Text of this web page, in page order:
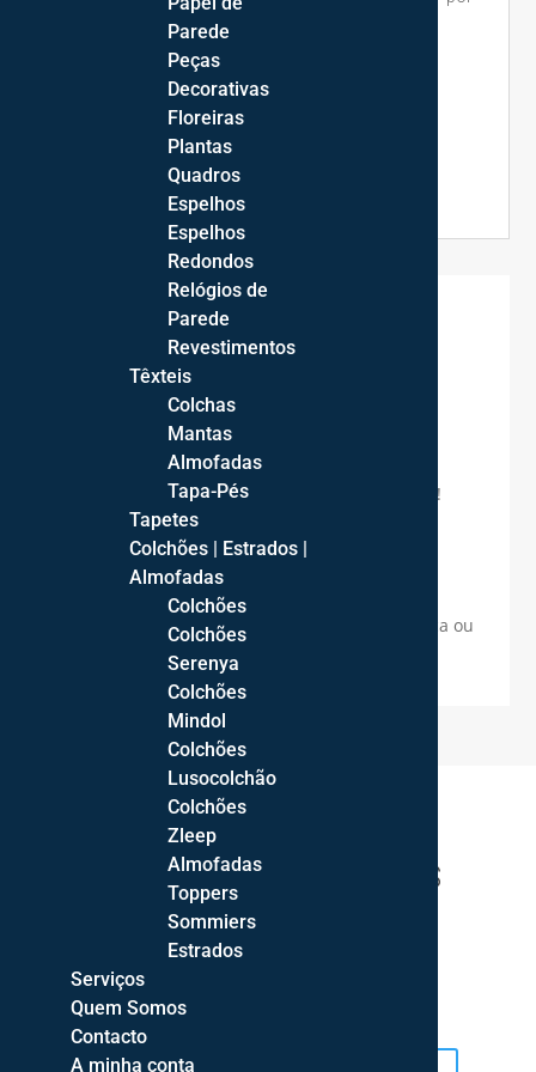
conta própria.
Conjunto Jarras Torcidas:
Jarra média: 11*28*9cm
Jarra grande: 15*37*13cm
Apoio ao Cliente
Para mais informações ou em caso de
dúvidas,
contacte-nos
Transporte
Envio gratuito para Portugal Continental!
Cores
As cores reais dos artigos podem variar
devido às fontes de iluminição fotográfica ou
configurações dos ecrãs.
PRODUTOS RELACIONADOS
Jarra Conchas
109,00€
Parede
Peças
Decorativas
Floreiras
Plantas
Quadros
Espelhos
Espelhos
Redondos
Relógios de
Parede
Revestimentos
Têxteis
Colchas
Mantas
Almofadas
Tapa-Pés
Tapetes
Colchões | Estrados |
Almofadas
Colchões
Colchões
Serenya
Colchões
Mindol
Colchões
Lusocolchão
Colchões
Zleep
Almofadas
Toppers
Sommiers
Estrados
Serviços
Quem Somos
Contacto
A minha conta